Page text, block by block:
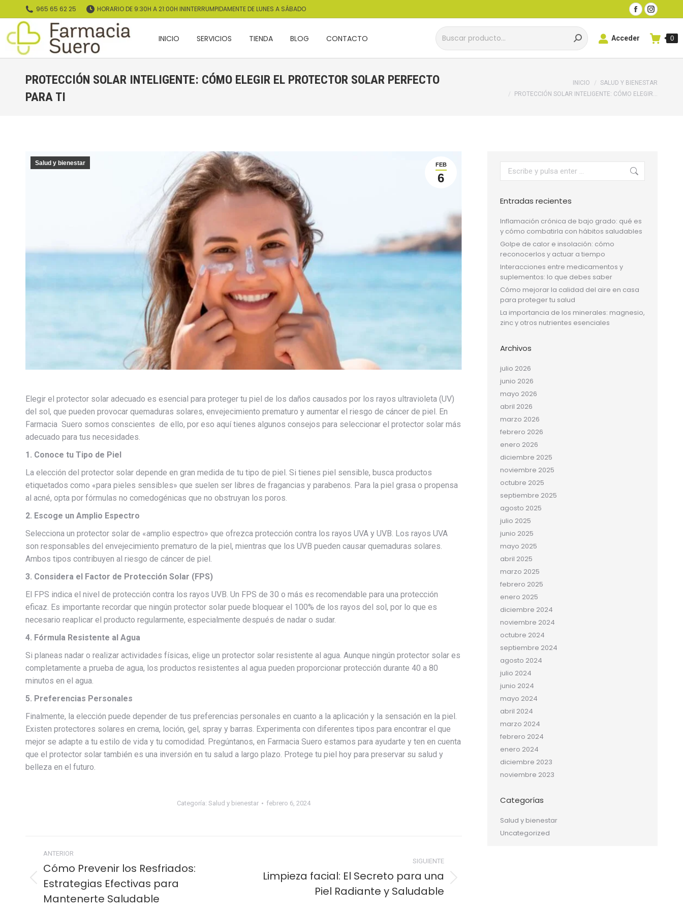
965 65 62 25 HORARIO DE 9:30H A 21:00H ININTERRUMPIDAMENTE DE LUNES A SÁBADO
Facebook
opens
window
opens
window
INICIO SERVICIOS TIENDA BLOG CONTACTO
Buscar:
Acceder 0
PROTECCIÓN SOLAR INTELIGENTE: CÓMO ELEGIR EL PROTECTOR SOLAR PERFECTO
PARA TI
INICIO
SALUD Y BIENESTAR
PROTECCIÓN SOLAR INTELIGENTE: CÓMO ELEGIR…
FEB
6
Salud y bienestar
Elegir el protector solar adecuado es esencial para proteger tu piel de los daños causados por los rayos ultravioleta (UV)
del sol, que pueden provocar quemaduras solares, envejecimiento prematuro y aumentar el riesgo de cáncer de piel. En
Farmacia Suero somos conscientes de ello, por eso aquí tienes algunos consejos para seleccionar el protector solar más
adecuado para tus necesidades.
1. Conoce tu Tipo de Piel
La elección del protector solar depende en gran medida de tu tipo de piel. Si tienes piel sensible, busca productos
etiquetados como «para pieles sensibles» que suelen ser libres de fragancias y parabenos. Para la piel grasa o propensa
al acné, opta por fórmulas no comedogénicas que no obstruyan los poros.
2. Escoge un Amplio Espectro
Selecciona un protector solar de «amplio espectro» que ofrezca protección contra los rayos UVA y UVB. Los rayos UVA
son responsables del envejecimiento prematuro de la piel, mientras que los UVB pueden causar quemaduras solares.
Ambos tipos contribuyen al riesgo de cáncer de piel.
3. Considera el Factor de Protección Solar (FPS)
El FPS indica el nivel de protección contra los rayos UVB. Un FPS de 30 o más es recomendable para una protección
eficaz. Es importante recordar que ningún protector solar puede bloquear el 100% de los rayos del sol, por lo que es
necesario reaplicar el producto regularmente, especialmente después de nadar o sudar.
4. Fórmula Resistente al Agua
Si planeas nadar o realizar actividades físicas, elige un protector solar resistente al agua. Aunque ningún protector solar es
completamente a prueba de agua, los productos resistentes al agua pueden proporcionar protección durante 40 a 80
minutos en el agua.
5. Preferencias Personales
Finalmente, la elección puede depender de tus preferencias personales en cuanto a la aplicación y la sensación en la piel.
Existen protectores solares en crema, loción, gel, spray y barras. Experimenta con diferentes tipos para encontrar el que
mejor se adapte a tu estilo de vida y tu comodidad. Pregúntanos, en Farmacia Suero estamos para ayudarte y ten en cuenta
que el protector solar también es una inversión en tu salud a largo plazo. Protege tu piel hoy para preservar su salud y
belleza en el futuro.
Categoría: Salud y bienestar febrero 6, 2024
Navegación
entre
publicaciones
ANTERIOR
Publicación
anterior:
Cómo Prevenir los Resfriados:
Estrategias Efectivas para
Mantenerte Saludable
SIGUIENTE
Publicación
Limpieza facial: El Secreto para una
Piel Radiante y Saludable
Buscar:
Entradas recientes
Inflamación crónica de bajo grado: qué es
y cómo combatirla con hábitos saludables
Golpe de calor e insolación: cómo
reconocerlos y actuar a tiempo
Interacciones entre medicamentos y
suplementos: lo que debes saber
Cómo mejorar la calidad del aire en casa
para proteger tu salud
La importancia de los minerales: magnesio,
zinc y otros nutrientes esenciales
Archivos
julio 2026
junio 2026
mayo 2026
abril 2026
marzo 2026
febrero 2026
enero 2026
diciembre 2025
noviembre 2025
octubre 2025
septiembre 2025
agosto 2025
julio 2025
junio 2025
mayo 2025
abril 2025
marzo 2025
febrero 2025
enero 2025
diciembre 2024
noviembre 2024
octubre 2024
septiembre 2024
agosto 2024
julio 2024
junio 2024
mayo 2024
abril 2024
marzo 2024
febrero 2024
enero 2024
diciembre 2023
noviembre 2023
Categorías
Salud y bienestar
Uncategorized
INICIO SERVICIOS TIENDA BLOG CONTACTO Acceder 0